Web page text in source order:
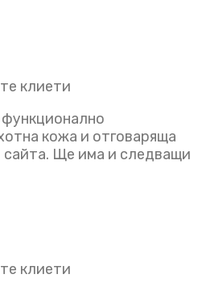
кожа и отговаряща
сайта. Ще има и следващи